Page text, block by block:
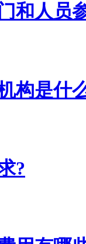
和人员
构是什
?